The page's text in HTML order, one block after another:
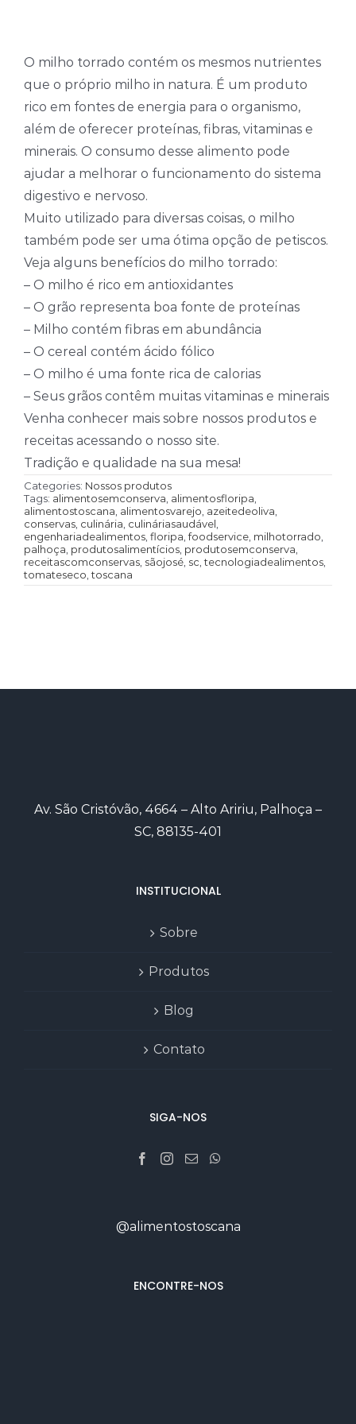
Verduras
Tomates
O milho torrado contém os mesmos nutrientes
que o próprio milho in natura. É um produto
rico em fontes de energia para o organismo,
além de oferecer proteínas, fibras, vitaminas e
minerais. O consumo desse alimento pode
ajudar a melhorar o funcionamento do sistema
digestivo e nervoso.
Muito utilizado para diversas coisas, o milho
também pode ser uma ótima opção de petiscos.
Veja alguns benefícios do milho torrado:
– O milho é rico em antioxidantes
– O grão representa boa fonte de proteínas
– Milho contém fibras em abundância
– O cereal contém ácido fólico
– O milho é uma fonte rica de calorias
– Seus grãos contêm muitas vitaminas e minerais
Venha conhecer mais sobre nossos produtos e
receitas acessando o nosso site.
Tradição e qualidade na sua mesa!
Categories: Nossos produtos
Tags: alimentosemconserva alimentosfloripa
alimentostoscana alimentosvarejo azeitedeoliva
conservas, culinária culináriasaudável
engenhariadealimentos, floripa ,foodservice, milhotorrado
palhoça produtosalimentícios, produtosemconserva
receitascomconservas, sãojosé, sc ,tecnologiadealimentos,
tomateseco ,toscana
Av. São Cristóvão, 4664 – Alto Aririu, Palhoça –
SC, 88135-401
INSTITUCIONAL
Sobre
Produtos
Blog
Contato
SIGA-NOS
@alimentostoscana
ENCONTRE-NOS